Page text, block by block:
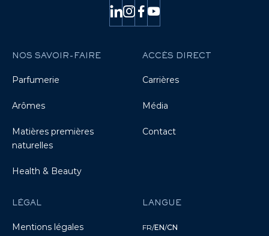
NOS SAVOIR-FAIRE
Parfumerie
Arômes
Matières premières
naturelles
Health & Beauty
ACCÈS DIRECT
Carrières
Média
Contact
LÉGAL
Mentions légales
LANGUE
FR/EN/CN